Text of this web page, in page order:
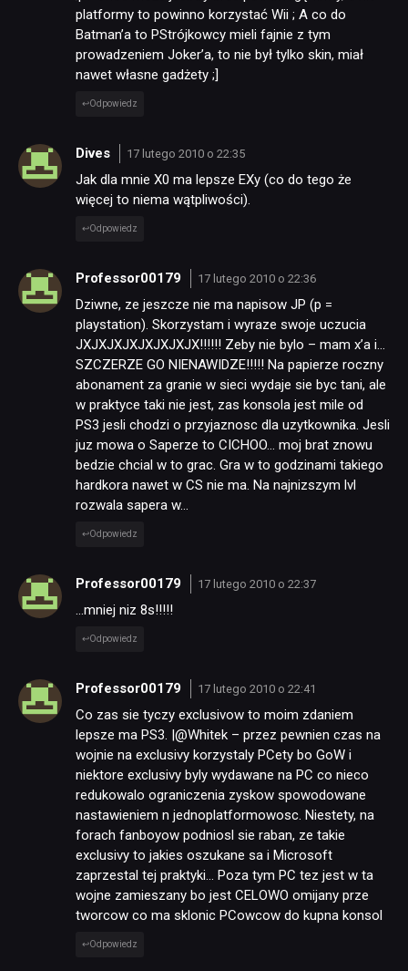
platformy to powinno korzystać Wii ; A co do
Batman’a to PStrójkowcy mieli fajnie z tym
prowadzeniem Joker’a, to nie był tylko skin, miał
nawet własne gadżety ;]
Odpowiedz
Dives 17 lutego 2010 o 22:35
Jak dla mnie X0 ma lepsze EXy (co do tego że
więcej to niema wątpliwości).
Odpowiedz
Professor00179 17 lutego 2010 o 22:36
Dziwne, ze jeszcze nie ma napisow JP (p =
playstation). Skorzystam i wyraze swoje uczucia
JXJXJXJXJXJXJXJX!!!!!! Zeby nie bylo – mam x’a i…
SZCZERZE GO NIENAWIDZE!!!!! Na papierze roczny
abonament za granie w sieci wydaje sie byc tani, ale
w praktyce taki nie jest, zas konsola jest mile od
PS3 jesli chodzi o przyjaznosc dla uzytkownika. Jesli
juz mowa o Saperze to CICHOO… moj brat znowu
bedzie chcial w to grac. Gra w to godzinami takiego
hardkora nawet w CS nie ma. Na najnizszym lvl
rozwala sapera w…
Odpowiedz
Professor00179 17 lutego 2010 o 22:37
…mniej niz 8s!!!!!
Odpowiedz
Professor00179 17 lutego 2010 o 22:41
Co zas sie tyczy exclusivow to moim zdaniem
lepsze ma PS3. |@Whitek – przez pewnien czas na
wojnie na exclusivy korzystaly PCety bo GoW i
niektore exclusivy byly wydawane na PC co nieco
redukowalo ograniczenia zyskow spowodowane
nastawieniem n jednoplatformowosc. Niestety, na
forach fanboyow podniosl sie raban, ze takie
exclusivy to jakies oszukane sa i Microsoft
zaprzestal tej praktyki… Poza tym PC tez jest w ta
wojne zamieszany bo jest CELOWO omijany prze
tworcow co ma sklonic PCowcow do kupna konsol
Odpowiedz